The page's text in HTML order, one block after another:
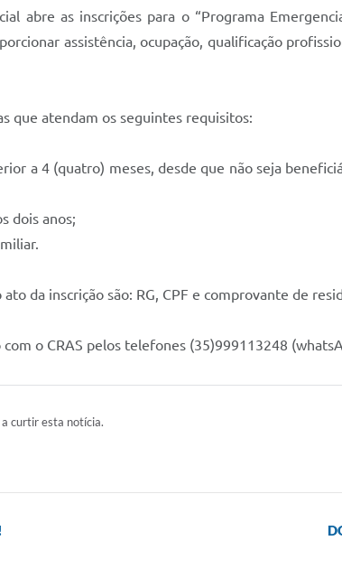
abre as inscrições para o “Programa
assistência, ocupação, qualificação
que atendam os seguintes requisitos:
a 4 (quatro) meses, desde que não seja
dois anos;
da inscrição são: RG, CPF e comprovante de
o CRAS pelos telefones (35)999113248
curtir esta notícia.